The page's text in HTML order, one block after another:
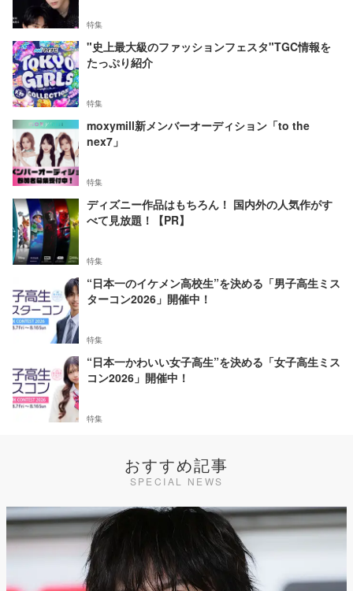
特集
"史上最大級のファッションフェスタ"TGC情報を
たっぷり紹介
特集
moxymill新メンバーオーディション「to the
nex7」
特集
ディズニー作品はもちろん！ 国内外の人気作がす
べて見放題！【PR】
特集
“日本一のイケメン高校生”を決める「男子高生ミス
ターコン2026」開催中！
特集
“日本一かわいい女子高生”を決める「女子高生ミス
コン2026」開催中！
特集
おすすめ記事
SPECIAL NEWS